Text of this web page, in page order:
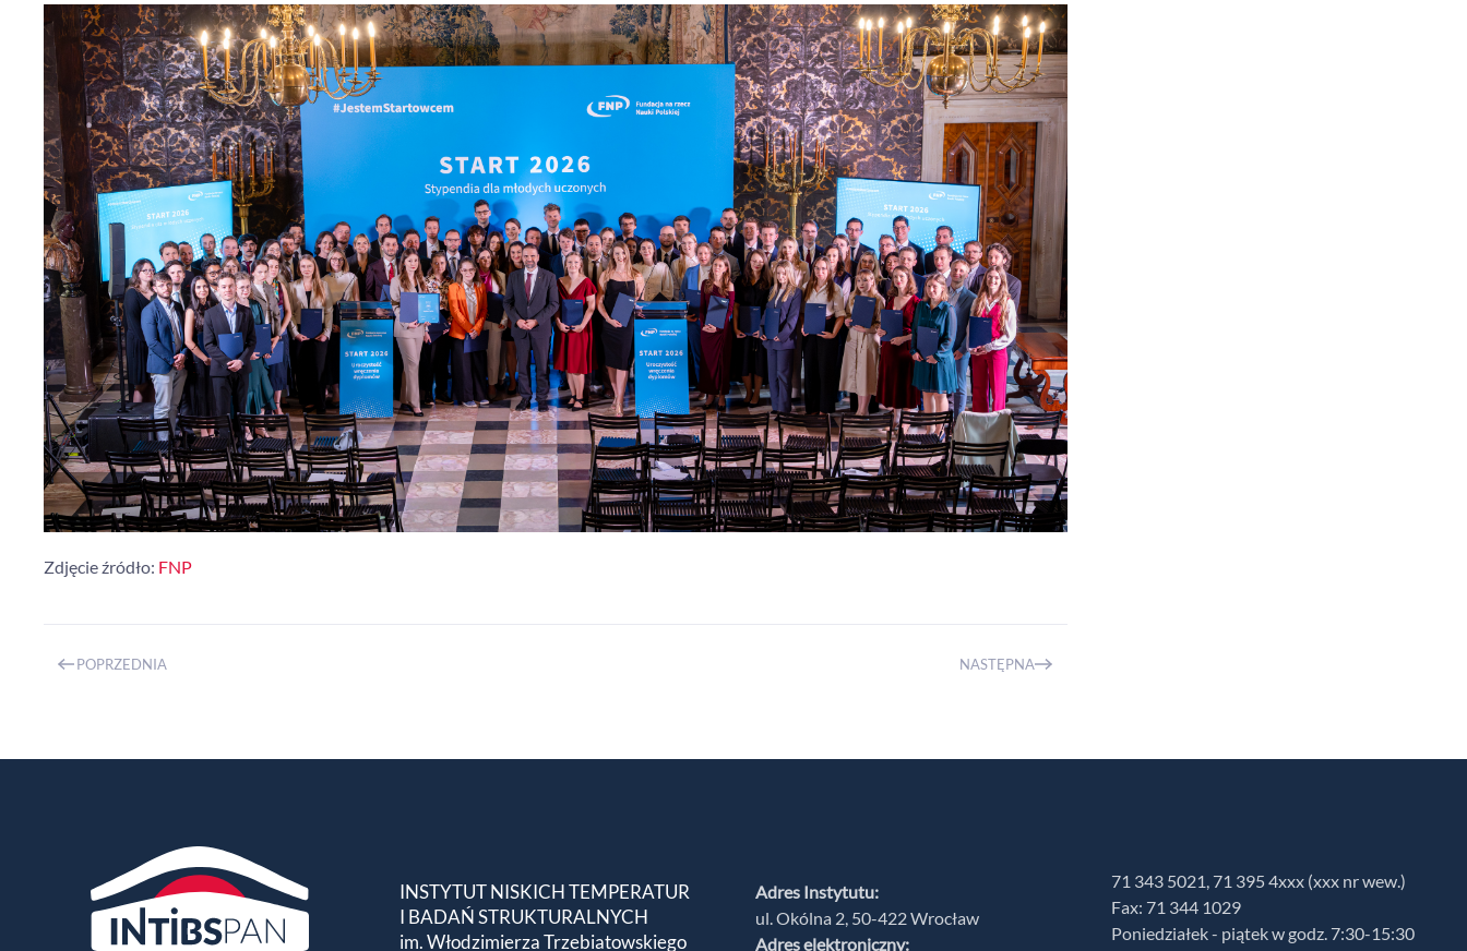
Zdjęcie źródło: FNP
POPRZEDNIA NASTĘPNA
INSTYTUT NISKICH TEMPERATUR
I BADAŃ STRUKTURALNYCH
im. Włodzimierza Trzebiatowskiego
Adres Instytutu:
ul. Okólna 2, 50-422 Wrocław
Adres elektroniczny:
71 343 5021, 71 395 4xxx (xxx nr wew.)
Fax: 71 344 1029
Poniedziałek - piątek w godz. 7:30-15:30